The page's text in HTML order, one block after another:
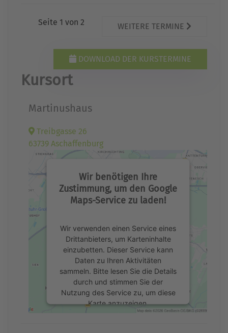
WEITERE TERMINE
Seite 1 von 2
DOWNLOAD DER KURSTERMINE
Kursort
Martinushaus
Treibgasse 26
63739 Aschaffenburg
Wir benötigen Ihre
Zustimmung, um den Google
Maps-Service zu laden!
Wir verwenden einen Service eines
Drittanbieters, um Karteninhalte
einzubetten. Dieser Service kann
Daten zu Ihren Aktivitäten
sammeln. Bitte lesen Sie die Details
durch und stimmen Sie der
Nutzung des Service zu, um diese
Karte anzuzeigen.